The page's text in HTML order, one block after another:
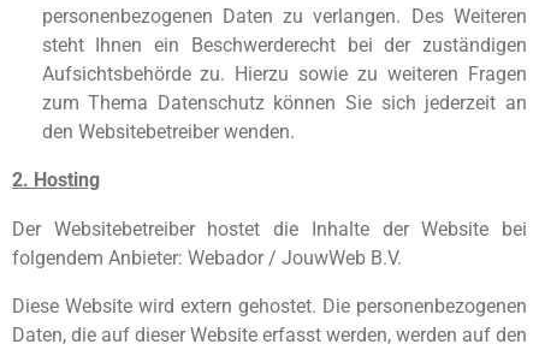
personenbezogenen Daten zu verlangen. Des Weiteren
steht Ihnen ein Beschwerderecht bei der zuständigen
Aufsichtsbehörde zu. Hierzu sowie zu weiteren Fragen
zum Thema Datenschutz können Sie sich jederzeit an
den Websitebetreiber wenden.
2. Hosting
Der Websitebetreiber hostet die Inhalte der Website bei
folgendem Anbieter: Webador / JouwWeb B.V.
Diese Website wird extern gehostet. Die personenbezogenen
Daten, die auf dieser Website erfasst werden, werden auf den